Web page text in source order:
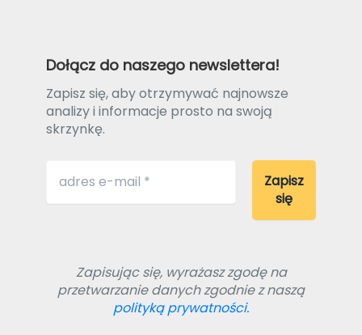
Dołącz do naszego newslettera!
Zapisz się, aby otrzymywać najnowsze
analizy i informacje prosto na swoją
skrzynkę.
Zapisując się, wyrażasz zgodę na
przetwarzanie danych zgodnie z naszą
polityką prywatności.